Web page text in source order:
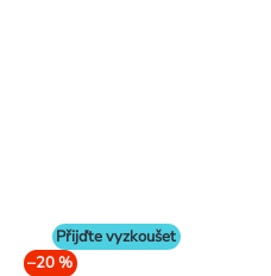
Přijďte vyzkoušet
–20 %